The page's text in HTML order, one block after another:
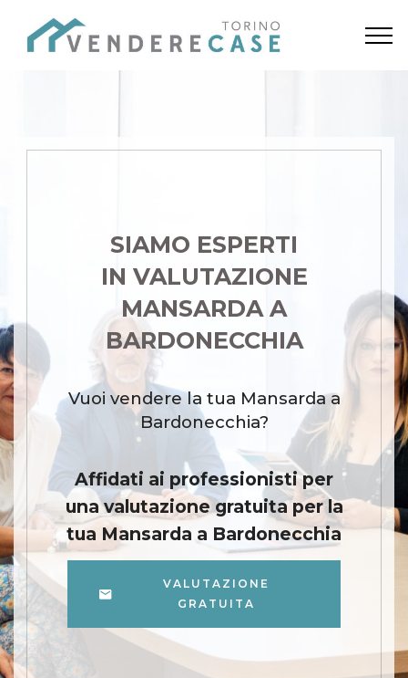
SIAMO ESPERTI
IN VALUTAZIONE
MANSARDA A
BARDONECCHIA
Vuoi vendere la tua Mansarda a
Bardonecchia?
Affidati ai professionisti per
una valutazione gratuita per la
tua Mansarda a Bardonecchia
VALUTAZIONE
GRATUITA